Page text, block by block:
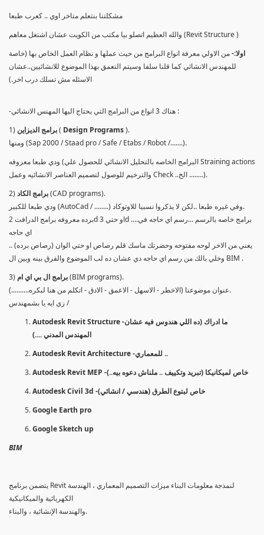
والله العظيم اتصلو بيا مكتب من الكويت عشان اشتغل معاهم (Revit Structure )
اولا:-من الاولي معرفة انواع البرامج من حيث عملها و نظام العمل الخاص بها (خاصة
للمهندس الانشائي كما قلنا سلفا وسيتم التعمق بهذا الموضوع للانشائيين..عشان
الاسئله مش تسلك درب اخر.)
-هناك 3 انواع من البرامج التي يحتاج اليها المهنس الانشائي :
1) برامج الديزاين( Design Programs).
ومنها (Sap 2000 / Staad pro / Safe / Etabs / Robot /.......).
ودي طبعا معروفه (البرامج الخاصه بالتحليل الانشائي للحصول علي Straining actions
والترخيم للوصول لتصميم العناصر الانشائيه وعمل Check ..الخ ........).
2) برامج الكاد(CAD programs).
ودي طبعا للكبير (AutoCad / ........) وفي غيره طبعا ..لكن لا يذكروا نسبيا للاوتوكاد.
برده معروفه برامج الدرافت 2d او حتي 3d ....برامج خاصه بالرسم ...رسم اي حاجه في
اي حاجه
يعني من الاخر لوحه مفتوحه وحضرتك ماسك قلم رصاص او حتي الوان (رصاص برده) ..
وخلي بالك من رسم اي حاجه دي عشان ده لب الموضوع والفرق بينه وبين ال BIM .
3) برامج ال بي اي ام(BIM programs).
عنوان موضوعنا (الاخطر - الاسهل - الاعمق - الادق - اتكلم من هنا لبكره..........).
زي ايه يا بشمهندس /
Autodesk Revit Structure -ما ادراك (ده اللي هندوس فيه عشان
المهندس المدني ....)
Autodesk Revit Architecture -للمعماري ..
Autodesk Revit MEP -خاص لميكانيكا (تبريد وتكييف .. ملناش دعوه بيه..)
Autodesk Civil 3d -خاص لبتوع الطرق (هندسي / انشائي)
Google Earth pro
Google Sketch up
BIM
يتضمن برنامج Revit لنمذجة معلومات البناء ميزات التصميم المعماري ، الهندسة
الكهربائية والميكانيكية
والهندسة الإنشائية ، والبناء.